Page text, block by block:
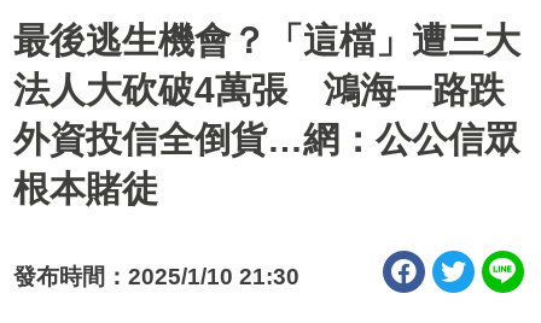
最後逃生機會？「這檔」遭三大
法人大砍破4萬張 鴻海一路跌
外資投信全倒貨…網：公公信眾
根本賭徒
發布時間：2025/1/10 21:30